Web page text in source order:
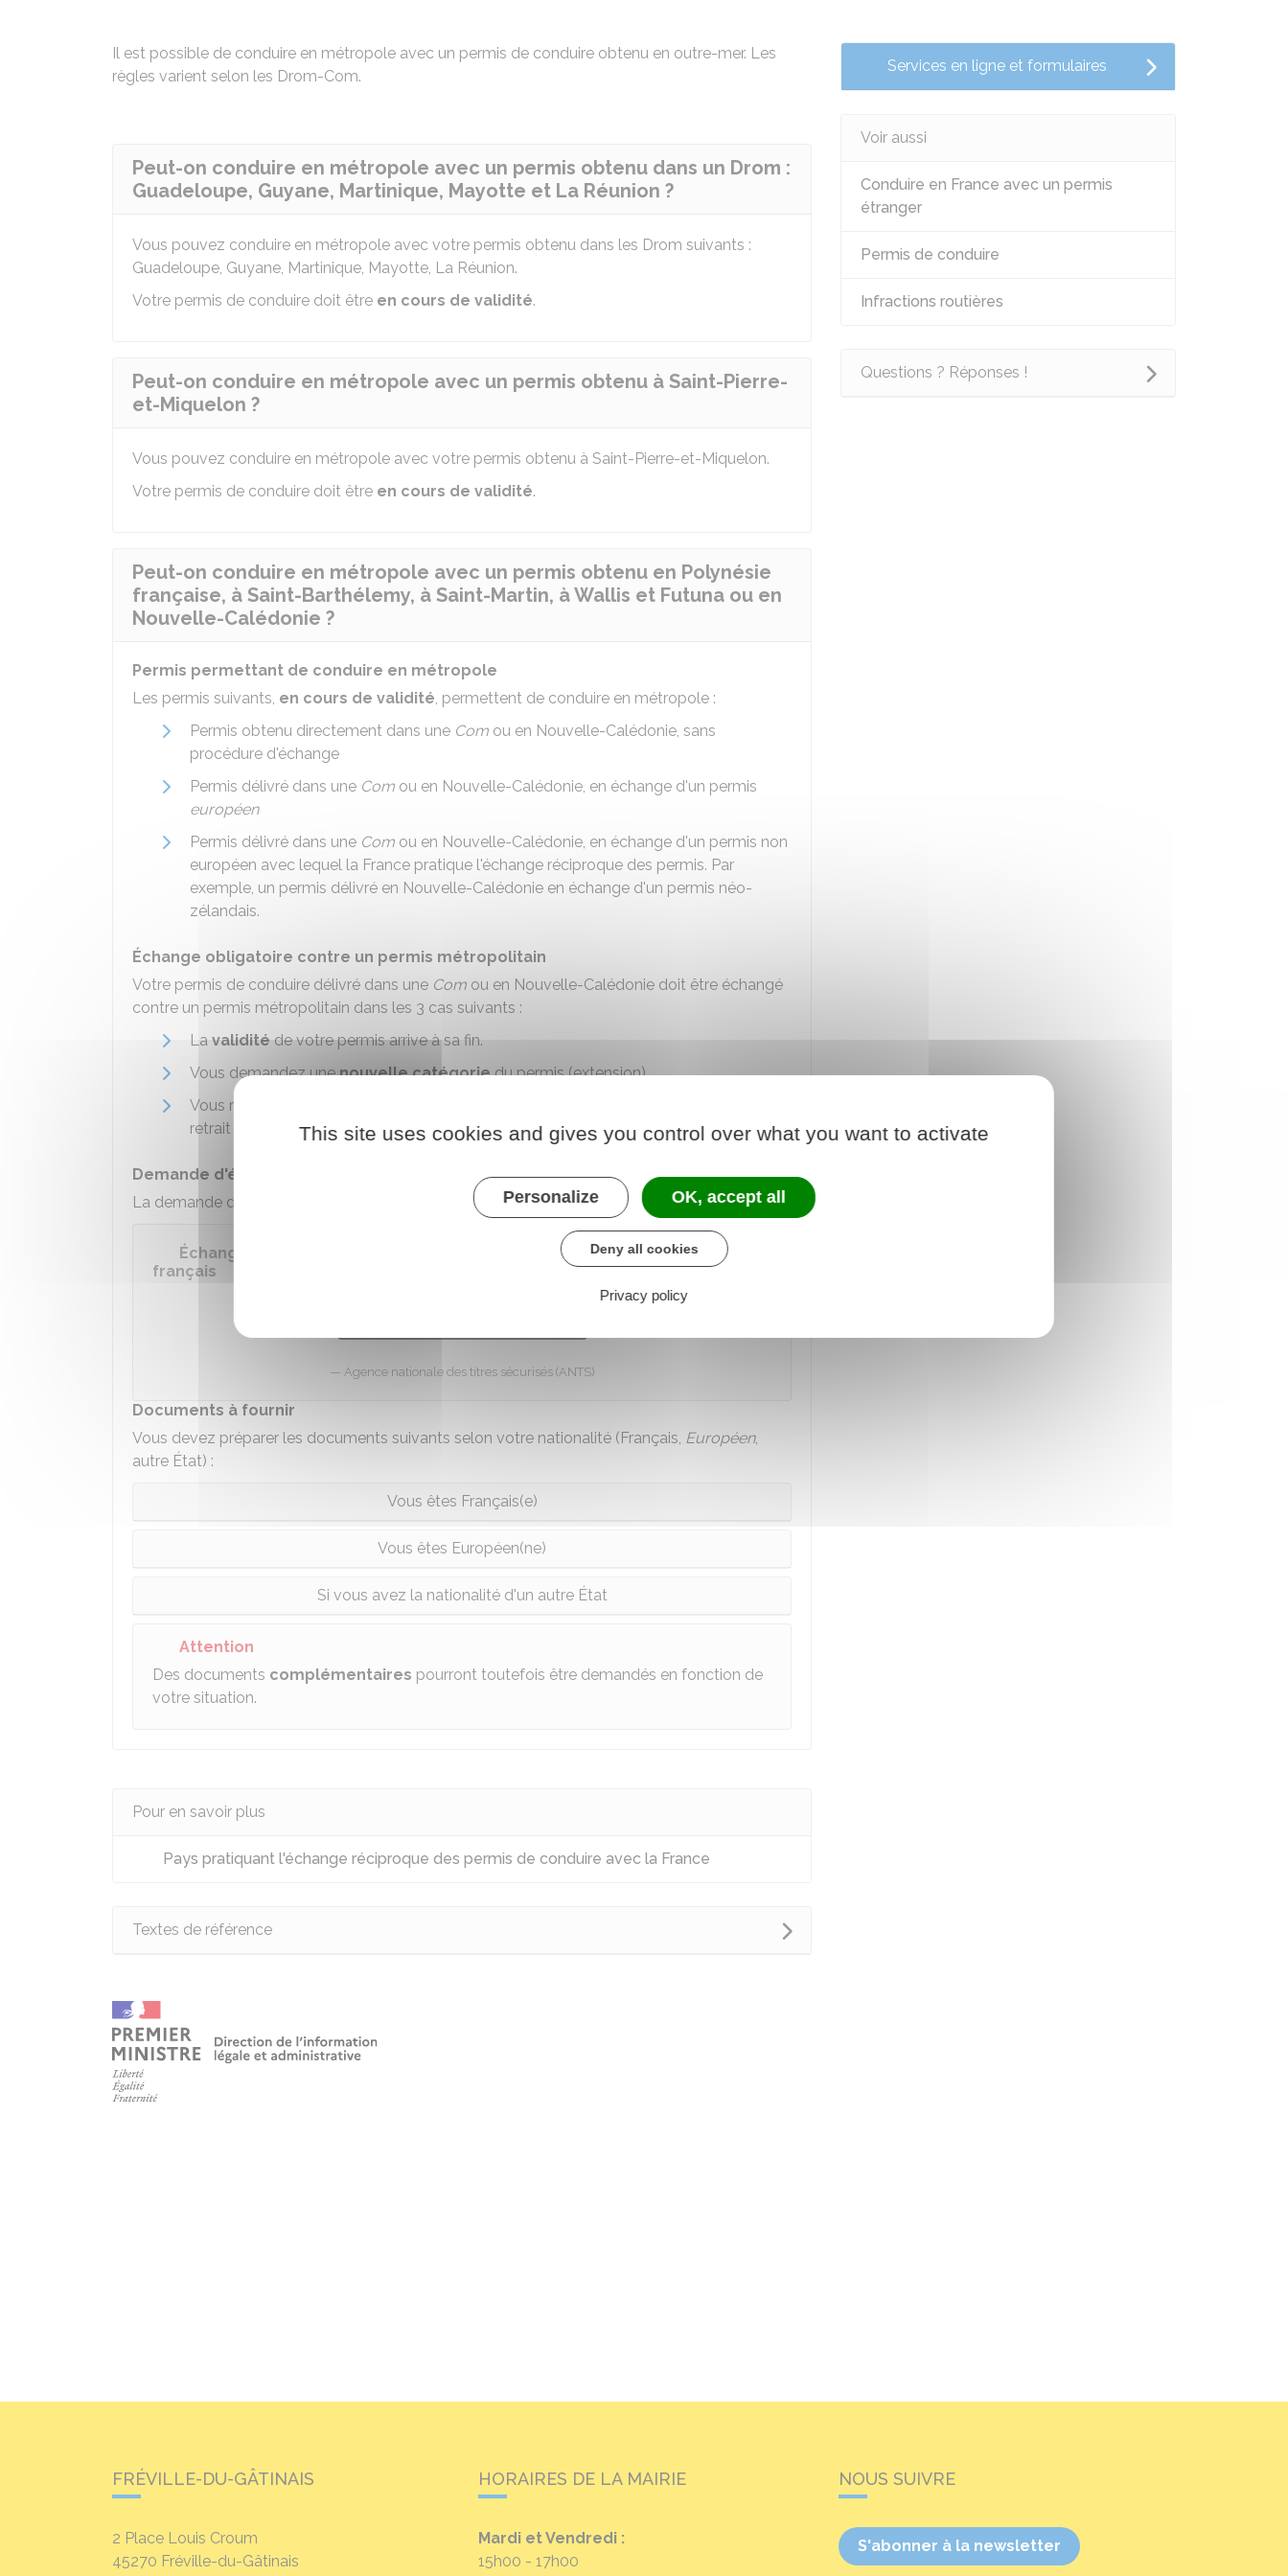
Il est possible de conduire en métropole avec un permis de conduire obtenu en outre-mer. Les
règles varient selon les Drom-Com.
Peut-on conduire en métropole avec un permis obtenu dans un Drom :
Guadeloupe, Guyane, Martinique, Mayotte et La Réunion ?
Vous pouvez conduire en métropole avec votre permis obtenu dans les Drom suivants :
Guadeloupe, Guyane, Martinique, Mayotte, La Réunion.
Votre permis de conduire doit être en cours de validité.
Peut-on conduire en métropole avec un permis obtenu à Saint-Pierre-
et-Miquelon ?
Vous pouvez conduire en métropole avec votre permis obtenu à Saint-Pierre-et-Miquelon.
Votre permis de conduire doit être en cours de validité.
Peut-on conduire en métropole avec un permis obtenu en Polynésie
française, à Saint-Barthélemy, à Saint-Martin, à Wallis et Futuna ou en
Nouvelle-Calédonie ?
Permis permettant de conduire en métropole
Les permis suivants, en cours de validité, permettent de conduire en métropole :
Permis obtenu directement dans une Com ou en Nouvelle-Calédonie, sans
procédure d'échange
Permis délivré dans une Com ou en Nouvelle-Calédonie, en échange d'un permis
européen
Permis délivré dans une Com ou en Nouvelle-Calédonie, en échange d'un permis non
européen avec lequel la France pratique l'échange réciproque des permis. Par
exemple, un permis délivré en Nouvelle-Calédonie en échange d'un permis néo-
zélandais.
Échange obligatoire contre un permis métropolitain
Votre permis de conduire délivré dans une Com ou en Nouvelle-Calédonie doit être échangé
contre un permis métropolitain dans les 3 cas suivants :
La validitéde votre permis arrive à sa fin.
Vous demandez unenouvelle catégoriedu permis (extension).
Vous résidez en métropole et y avez commis une infraction routière entraînant un
retrait de points ou une suspension de votre permis de conduire.
Demande d'échange de permis de conduire
La demande d'échange de permis de conduire se fait en ligne sur le site de l'
ANTS:
Échanger un permis étranger ou obtenu dans une Com pour un permis
français
Agence nationale des titres sécurisés (ANTS)
Documents à fournir
Vous devez préparer les documents suivants selon votre nationalité (Français, Européen,
autre État) :
Vous êtes Français(e)
Vous êtes Européen(ne)
Si vous avez la nationalité d'un autre État
Attention
Des documents complémentaires pourront toutefois être demandés en fonction de
votre situation.
Pour en savoir plus
Pays pratiquant l'échange réciproque des permis de conduire avec la France
Textes de référence
Services en ligne et formulaires
Voir aussi
Conduire en France avec un permis
étranger
Permis de conduire
Infractions routières
Questions ? Réponses !
FRÉVILLE-DU-GÂTINAIS
2 Place Louis Croum
45270 Fréville-du-Gâtinais
HORAIRES DE LA MAIRIE
Mardi et Vendredi :
15h00 - 17h00
NOUS SUIVRE
S'abonner à la newsletter
This site uses cookies and gives you control over what you want to activate
Personalize OK, accept all
Deny all cookies
Privacy policy